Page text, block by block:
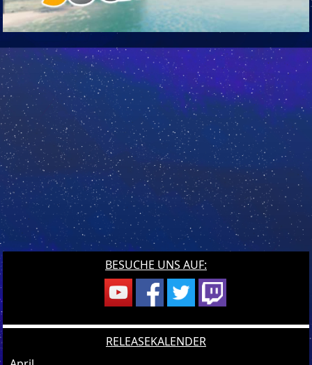
BESUCHE UNS AUF:
RELEASEKALENDER